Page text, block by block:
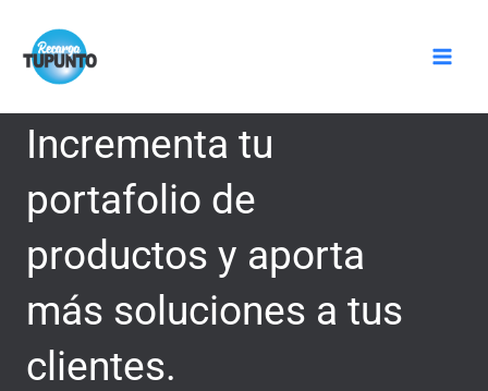
contenido
Incrementa tu
portafolio de
productos y aporta
más soluciones a tus
clientes.